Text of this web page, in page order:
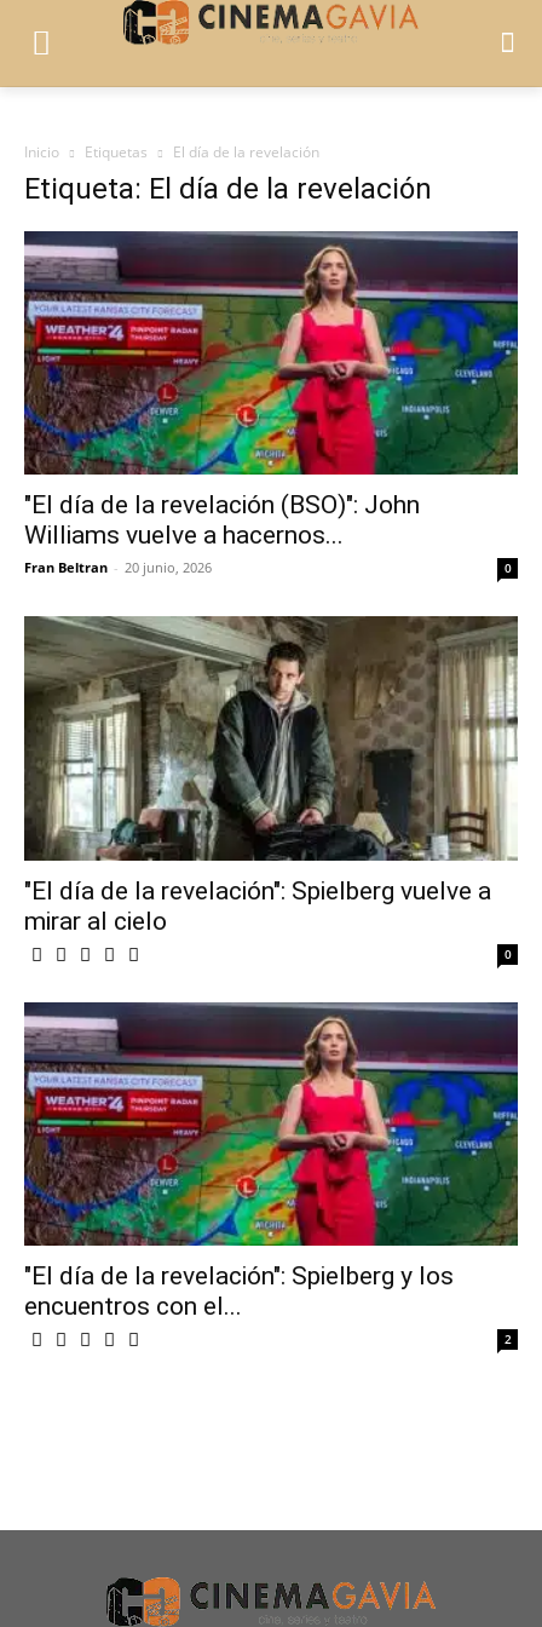
Inicio Etiquetas El día de la revelación
Etiqueta: El día de la revelación
"El día de la revelación (BSO)": John
Williams vuelve a hacernos...
Fran Beltran - 20 junio, 2026 0
"El día de la revelación": Spielberg vuelve a
mirar al cielo
0
"El día de la revelación": Spielberg y los
encuentros con el...
2